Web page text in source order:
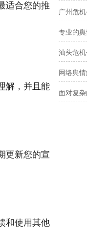
适合您的推
解，并且能
更新您的宣
和使用其他
广州危
专业的
汕头危
网络舆
面对复